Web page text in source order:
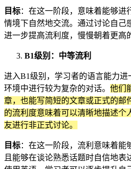
目标：在这一阶段，意味着能够进
情境下自然地交流。通过讨论自己
进一步提高流利度，慢慢朝着更高
B1级别：中等流利
进入B1级别，学习者的语言能力
环境中进行较为复杂的对话。 他们
章，也能写简短的文章或正式的邮
的流利度意味着可以清晰地描述个
友进行非正式讨论。
目标：在这一阶段，流利意味着能
且能够在谈论熟悉话题时自信地表